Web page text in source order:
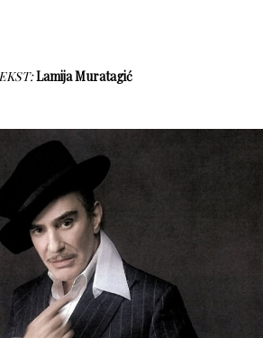
Lamija Muratagić